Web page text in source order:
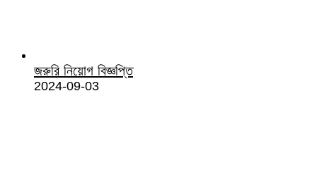
জরুরি নিয়োগ বিজ্ঞপ্তি
2024-09-03